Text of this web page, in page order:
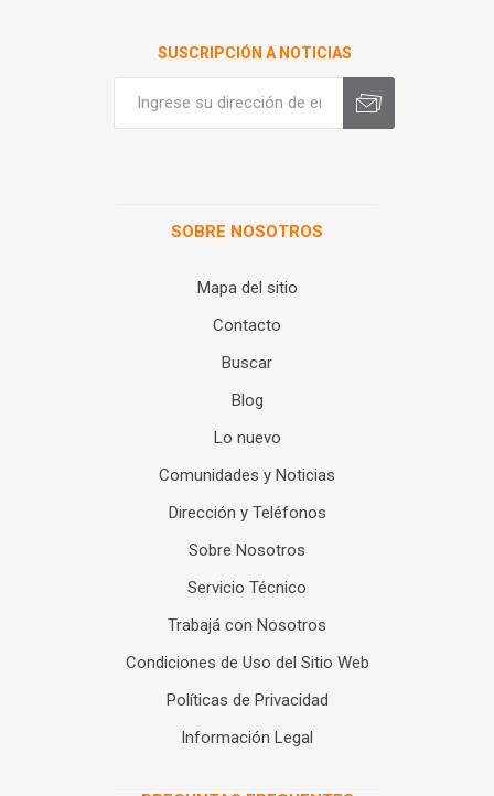
SUSCRIPCIÓN A NOTICIAS
SOBRE NOSOTROS
Mapa del sitio
Contacto
Buscar
Blog
Lo nuevo
Comunidades y Noticias
Dirección y Teléfonos
Sobre Nosotros
Servicio Técnico
Trabajá con Nosotros
Condiciones de Uso del Sitio Web
Políticas de Privacidad
Información Legal